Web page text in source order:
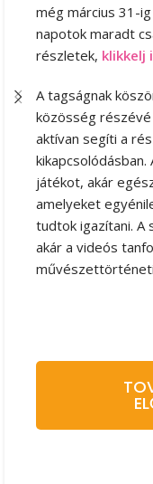
még március 31-
napotok maradt
részletek, klikkelj
A tagságnak
közösség
aktívan segíti a
játékot, akár
amelyeket
tudtok igazítani. A
akár a videós